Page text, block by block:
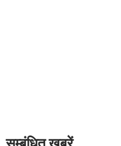
सम्बंधित खबरें